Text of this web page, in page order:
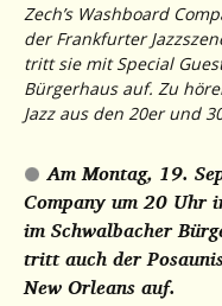
Zech’s Washboard
der Frankfurter
tritt sie mit Special
Bürgerhaus auf. Zu
Jazz aus den 20er und
Am Montag, 19.
Company um 20 Uhr
im Schwalbacher
tritt auch der
New Orleans auf.